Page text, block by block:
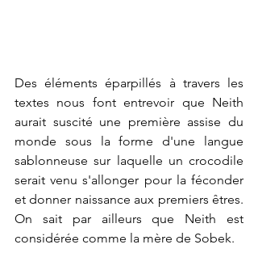
Des éléments éparpillés à travers les
textes nous font entrevoir que Neith
aurait suscité une première assise du
monde sous la forme d'une langue
sablonneuse sur laquelle un crocodile
serait venu s'allonger pour la féconder
et donner naissance aux premiers êtres.
On sait par ailleurs que Neith est
considérée comme la mère de Sobek.